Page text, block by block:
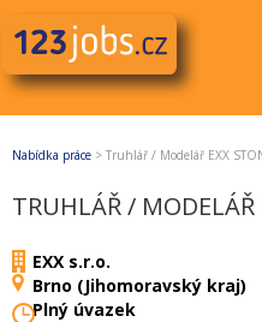
Nabídka práce > Truhlář / Modelář EXX
TRUHLÁŘ / MODELÁŘ
EXX s.r.o.
Brno (Jihomoravský kraj)
Plný úvazek